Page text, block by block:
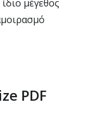
μέγεθος
PDF